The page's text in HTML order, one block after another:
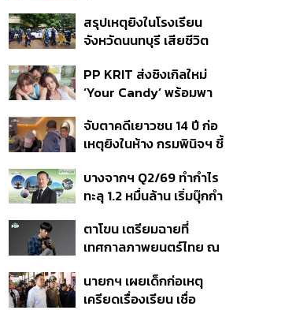
ที่ดิน เคลียร์ใบอนุญาต
โรงแรมค้าง 7 ปี
สรุปเหตุยิงในโรงเรียน
จังหวัดนนทบุรี เสียชีวิต
ปมค้นประวัติคดีกราดยิงที่
สหรัฐฯ
PP KRIT ส่งซิงเกิลใหม่
‘Your Candy’ พร้อมพา
สิกวิดีโอ
จับตาคดีเยาวชน 14 ปี ก่อ
เหตุยิงในห้าง กรมพินิจฯ ชี้
เนื่อง ประเมินปล่อยตัว
บางจากฯ Q2/69 ทำกำไร
ทะลุ 1.2 หมื่นล้าน เริ่มบุ๊กกำ
แรก หนุนรายได้ครึ่งปีทะลุ
3.2 แสนล้าน
ตาโขน เตรียมฉายที่
เทศกาลภาพยนตร์ไทย ณ
นายกฯ เผยเด็กก่อเหตุ
เครียดเรื่องเรียน เชื่อ